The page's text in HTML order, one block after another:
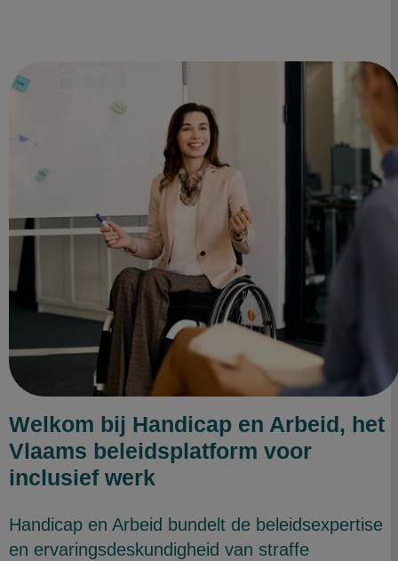
Welkom bij Handicap en Arbeid, het
Vlaams beleidsplatform voor
inclusief werk
Handicap en Arbeid bundelt de beleidsexpertise
en ervaringsdeskundigheid van straffe